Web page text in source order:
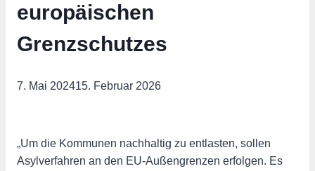
europäischen
Grenzschutzes
7. Mai 202415. Februar 2026
„Um die Kommunen nachhaltig zu entlasten, sollen
Asylverfahren an den EU-Außengrenzen erfolgen. Es